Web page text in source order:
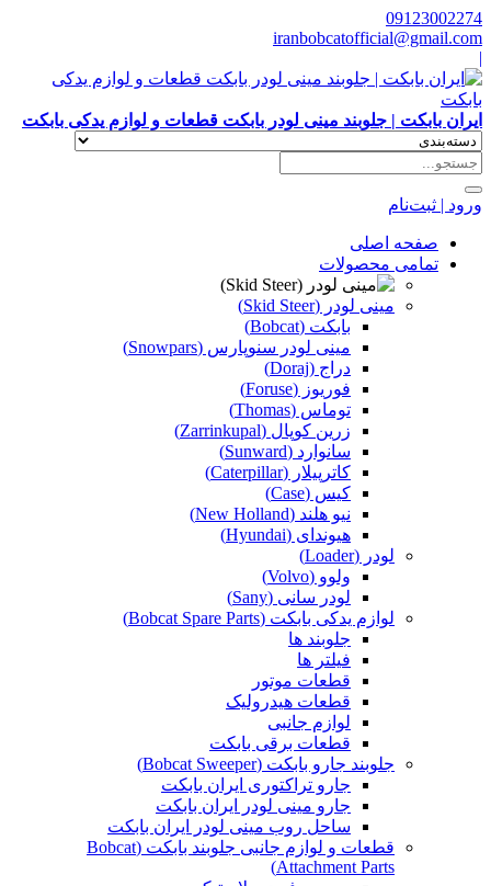
09123002274
iranbobcatofficial@gmail.com
|
ایران بابکت | جلوبند مینی لودر بابکت قطعات و لوازم یدکی بابکت
ورود | ثبت‌نام
صفحه اصلی
تمامی محصولات
مینی لودر (Skid Steer)
بابکت (Bobcat)
مینی لودر سنوپارس (Snowpars)
دراج (Doraj)
فوریوز (Foruse)
توماس (Thomas)
زرین کوپال (Zarrinkupal)
سانوارد (Sunward)
کاترپیلار (Caterpillar)
کیس (Case)
نیو هلند (New Holland)
هیوندای (Hyundai)
لودر (Loader)
ولوو (Volvo)
لودر سانی (Sany)
لوازم یدکی بابکت (Bobcat Spare Parts)
جلوبند ها
فیلتر ها
قطعات موتور
قطعات هیدرولیک
لوازم جانبی
قطعات برقی بابکت
جلوبند جارو بابکت (Bobcat Sweeper)
جارو تراکتوری ایران بابکت
جارو مینی لودر ایران بابکت
ساحل روب مینی لودر ایران بابکت
قطعات و لوازم جانبی جلوبند بابکت (Bobcat
Attachment Parts)